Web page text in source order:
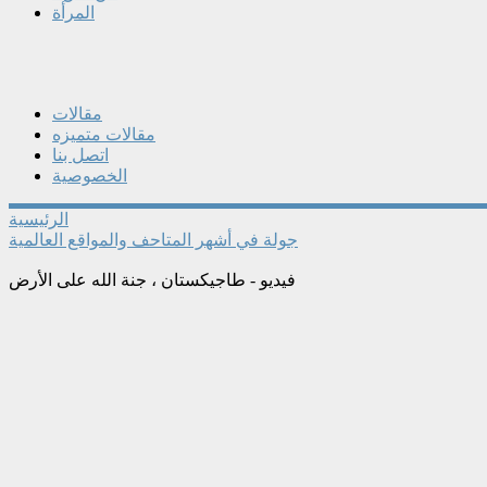
المرأة
مقالات
مقالات متميزه
اتصل بنا
الخصوصية
الرئيسية
جولة في أشهر المتاحف والمواقع العالمية
فيديو - طاجيكستان ، جنة الله على الأرض